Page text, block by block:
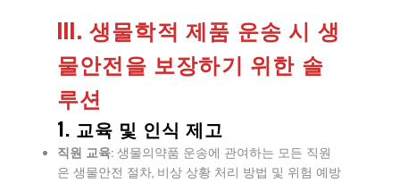
III. 생물학적 제품 운송 시 생
물안전을 보장하기 위한 솔
루션
1. 교육 및 인식 제고
직원 교육: 생물의약품 운송에 관여하는 모든 직원
은 생물안전 절차, 비상 상황 처리 방법 및 위험 예방